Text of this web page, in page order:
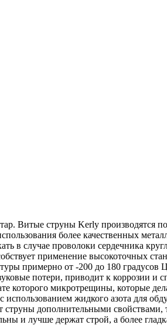
Витые струны Kerly производятся
более качественных
в случае проволоки сердечника
применение высокоточных
примерно от -200 до 180 градусов
потери, приводит к коррозии и
которого микротрещины, которые
жидкого азота для
струны дополнительными свойствами,
и лучше держат строй, а более